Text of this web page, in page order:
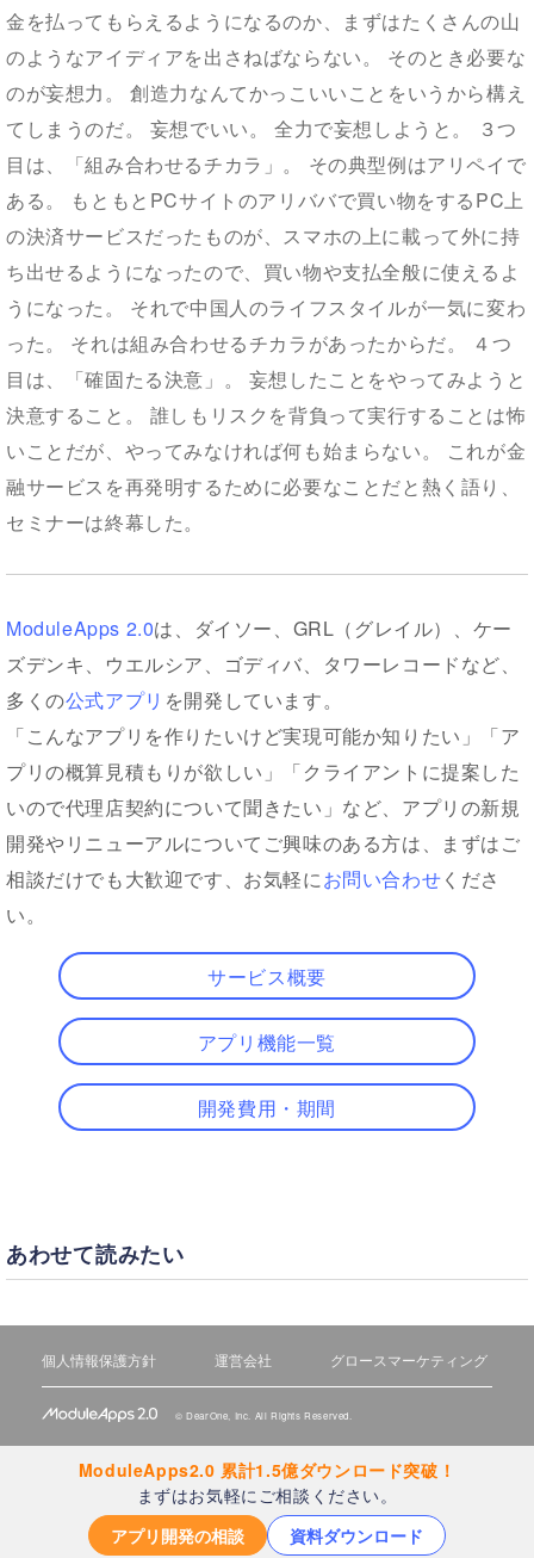
金を払ってもらえるようになるのか、まずはたくさんの山
のようなアイディアを出さねばならない。 そのとき必要な
のが妄想力。 創造力なんてかっこいいことをいうから構え
てしまうのだ。 妄想でいい。 全力で妄想しようと。 ３つ
目は、「組み合わせるチカラ」。 その典型例はアリペイで
ある。 もともとPCサイトのアリババで買い物をするPC上
の決済サービスだったものが、スマホの上に載って外に持
ち出せるようになったので、買い物や支払全般に使えるよ
うになった。 それで中国人のライフスタイルが一気に変わ
った。 それは組み合わせるチカラがあったからだ。 ４つ
目は、「確固たる決意」。 妄想したことをやってみようと
決意すること。 誰しもリスクを背負って実行することは怖
いことだが、やってみなければ何も始まらない。 これが金
融サービスを再発明するために必要なことだと熱く語り、
セミナーは終幕した。
ModuleApps 2.0は、ダイソー、GRL（グレイル）、ケー
ズデンキ、ウエルシア、ゴディバ、タワーレコードなど、
多くの公式アプリ を開発しています。
「こんなアプリを作りたいけど実現可能か知りたい」「ア
プリの概算見積もりが欲しい」「クライアントに提案した
いので代理店契約について聞きたい」など、アプリの新規
開発やリニューアルについてご興味のある方は、まずはご
相談だけでも大歓迎です、お気軽にお問い合わせくださ
い。
サービス概要
アプリ機能一覧
開発費用・期間
あわせて読みたい
ModuleApps2.0 累計1.5億ダウンロード突破！
まずはお気軽にご相談ください。
アプリ開発の相談
資料ダウンロード
個人情報保護方針 運営会社 グロースマーケティング
©DearOne, Inc. All Rights Reserved.